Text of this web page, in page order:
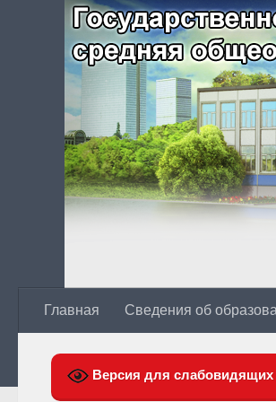
Главная Сведения об
Версия для слабовидящих